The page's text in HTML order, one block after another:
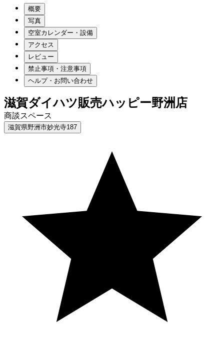
概要
写真
空室カレンダー・設備
アクセス
レビュー
禁止事項・注意事項
ヘルプ・お問い合わせ
滋賀ダイハツ販売ハッピー野洲店
商談スペース
滋賀県野洲市妙光寺187